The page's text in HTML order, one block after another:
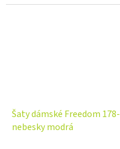
Šaty dámské Freedom 178-
nebesky modrá